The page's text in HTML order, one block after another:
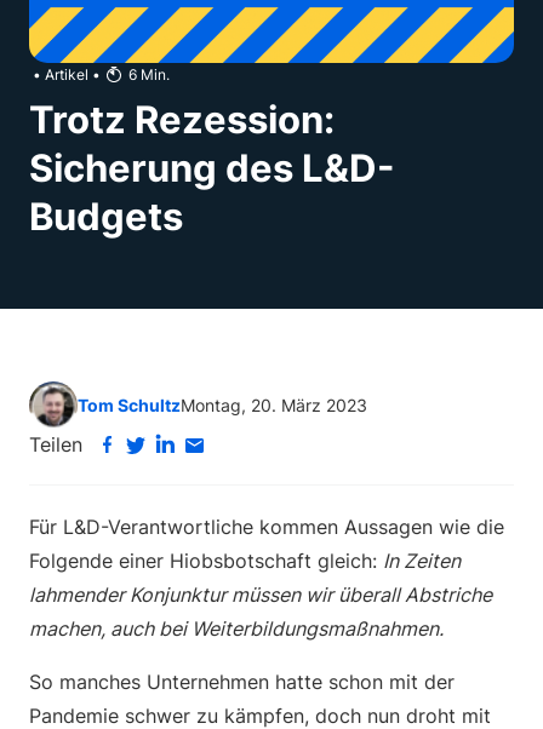
• Artikel • 6 Min.
Trotz Rezession:
Sicherung des L&D-
Budgets
Tom SchultzMontag, 20. März 2023
Teilen
Für L&D-Verantwortliche kommen Aussagen wie die
Folgende einer Hiobsbotschaft gleich: In Zeiten
lahmender Konjunktur müssen wir überall Abstriche
machen, auch bei Weiterbildungsmaßnahmen.
So manches Unternehmen hatte schon mit der
Pandemie schwer zu kämpfen, doch nun droht mit